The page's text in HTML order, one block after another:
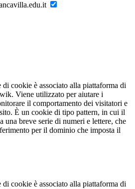
di cookie è associato alla piattaforma di
Viene utilizzato per aiutare i
il comportamento dei visitatori e
È un cookie di tipo pattern, in cui il
una breve serie di numeri e lettere, che
per il dominio che imposta il
di cookie è associato alla piattaforma di